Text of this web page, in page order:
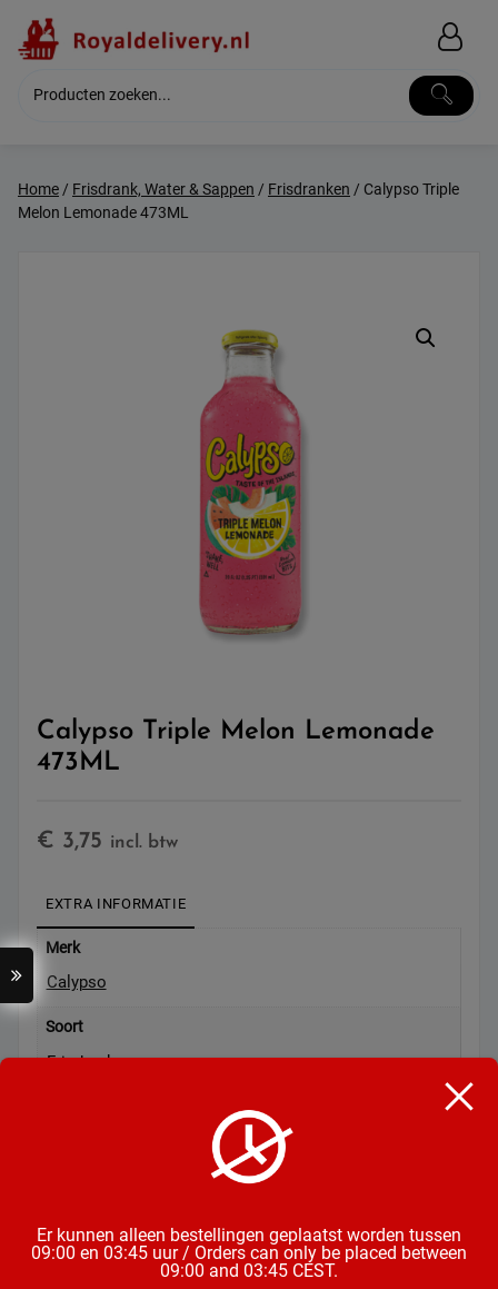
content
Home/ Frisdrank, Water & Sappen / Frisdranken / Calypso Triple
Melon Lemonade 473ML
Calypso Triple Melon Lemonade
473ML
€ 3,75 incl. btw
EXTRA INFORMATIE
Merk
Calypso
Soort
Frisdrank
Er kunnen alleen bestellingen geplaatst worden tussen
09:00 en 03:45 uur / Orders can only be placed between
09:00 and 03:45 CEST.